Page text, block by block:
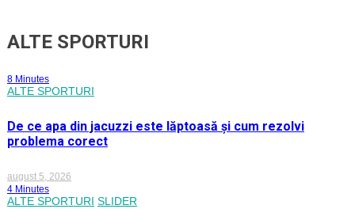
ALTE SPORTURI
8 Minutes
ALTE SPORTURI
De ce apa din jacuzzi este lăptoasă și cum rezolvi
problema corect
august 5, 2026
4 Minutes
ALTE SPORTURI SLIDER